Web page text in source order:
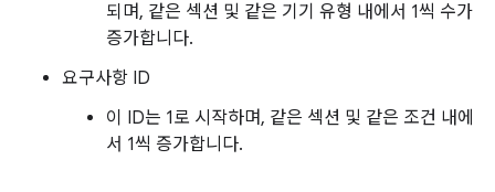
되며, 같은 섹션 및 같은 기기 유형 내에서 1씩 수가
증가합니다.
요구사항 ID
이 ID는 1로 시작하며, 같은 섹션 및 같은 조건 내에
서 1씩 증가합니다.